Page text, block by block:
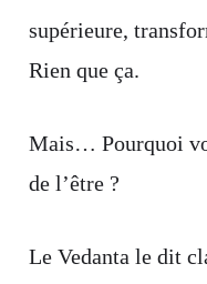
supérieure,
Rien que ça.
Mais… Pourquoi
de l’être ?
Le Vedanta le dit